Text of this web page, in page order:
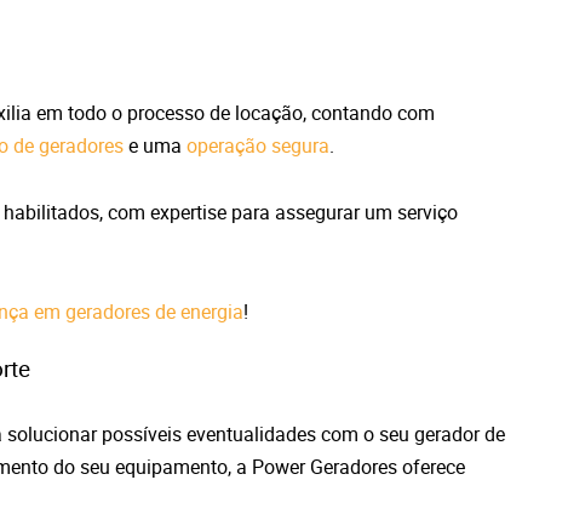
em todo o processo de locação, contando com
de geradorese uma operação segura.
com expertise para assegurar um serviço
em geradores de energia!
possíveis eventualidades com o seu gerador de
do seu equipamento, a Power Geradores oferece